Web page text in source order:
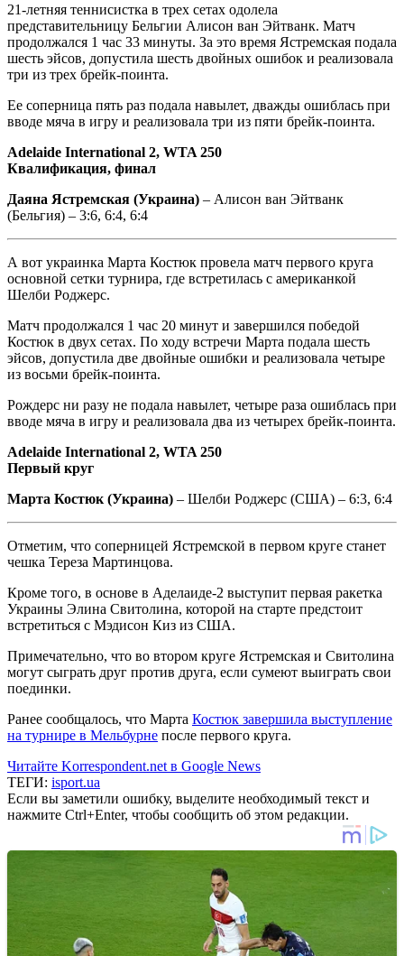
21-летняя теннисистка в трех сетах одолела
представительницу Бельгии Алисон ван Эйтванк. Матч
продолжался 1 час 33 минуты. За это время Ястремская подала
шесть эйсов, допустила шесть двойных ошибок и реализовала
три из трех брейк-поинта.
Ее соперница пять раз подала навылет, дважды ошиблась при
вводе мяча в игру и реализовала три из пяти брейк-поинта.
Adelaide International 2, WTA 250
Квалификация, финал
Даяна Ястремская (Украина) – Алисон ван Эйтванк
(Бельгия) – 3:6, 6:4, 6:4
А вот украинка Марта Костюк провела матч первого круга
основной сетки турнира, где встретилась с американкой
Шелби Роджерс.
Матч продолжался 1 час 20 минут и завершился победой
Костюк в двух сетах. По ходу встречи Марта подала шесть
эйсов, допустила две двойные ошибки и реализовала четыре
из восьми брейк-поинта.
Рождерс ни разу не подала навылет, четыре раза ошиблась при
вводе мяча в игру и реализовала два из четырех брейк-поинта.
Adelaide International 2, WTA 250
Первый круг
Марта Костюк (Украина) – Шелби Роджерс (США) – 6:3, 6:4
Отметим, что соперницей Ястремской в первом круге станет
чешка Тереза Мартинцова.
Кроме того, в основе в Аделаиде-2 выступит первая ракетка
Украины Элина Свитолина, которой на старте предстоит
встретиться с Мэдисон Киз из США.
Примечательно, что во втором круге Ястремская и Свитолина
могут сыграть друг против друга, если сумеют выиграть свои
поединки.
Ранее сообщалось, что Марта Костюк завершила выступление
на турнире в Мельбурне после первого круга.
Читайте Korrespondent.net в Google News
ТЕГИ: isport.ua
Если вы заметили ошибку, выделите необходимый текст и
нажмите Ctrl+Enter, чтобы сообщить об этом редакции.